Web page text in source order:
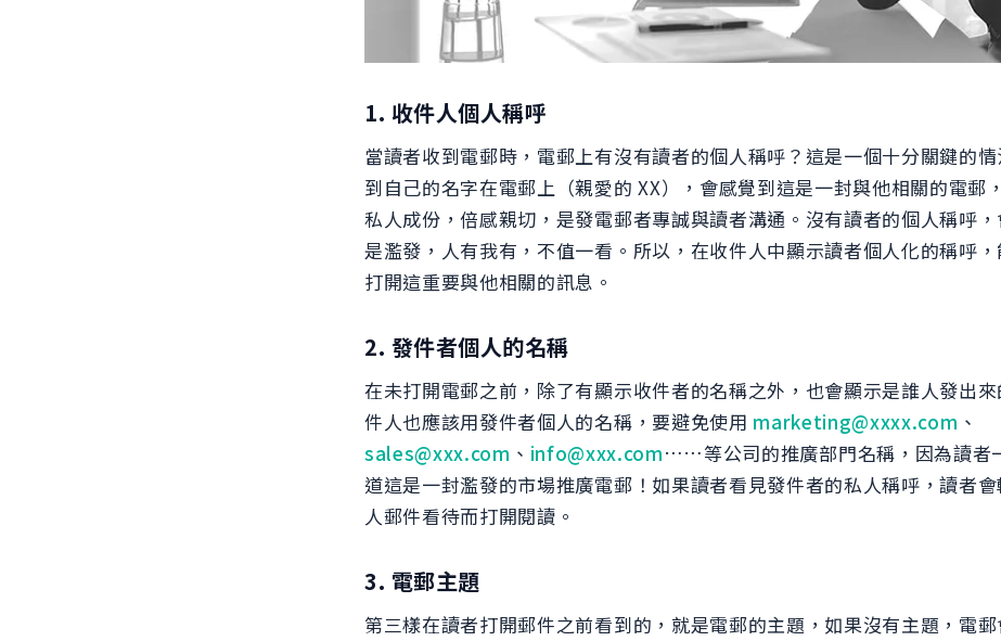
1. 收件人個人稱呼
當讀者收到電郵時，電郵上有沒有讀者的個人稱呼？這是一個十分關鍵的
到自己的名字在電郵上（親愛的 XX），會感覺到這是一封與他相關的電郵
私人成份，倍感親切，是發電郵者專誠與讀者溝通。沒有讀者的個人稱呼
是濫發，人有我有，不值一看。所以，在收件人中顯示讀者個人化的稱呼
打開這重要與他相關的訊息。
2. 發件者個人的名稱
在未打開電郵之前，除了有顯示收件者的名稱之外，也會顯示是誰人發出
件人也應該用發件者個人的名稱，要避免使用 marketing@xxxx.com 、
sales@xxx.com 、 info@xxx.com……等公司的推廣部門名稱，因為讀者
道這是一封濫發的市場推廣電郵！如果讀者看見發件者的私人稱呼，讀者
人郵件看待而打開閱讀。
3. 電郵主題
第三樣在讀者打開郵件之前看到的，就是電郵的主題，如果沒有主題，電